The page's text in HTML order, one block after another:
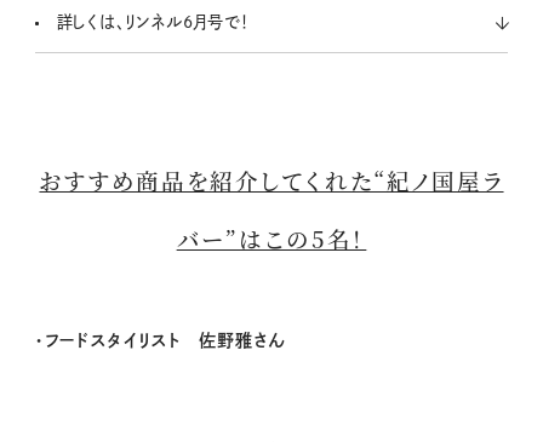
詳しくは、リンネル6月号で！
おすすめ商品を紹介してくれた“紀ノ国屋ラ
バー”はこの5名！
・フードスタイリスト 佐野雅さん